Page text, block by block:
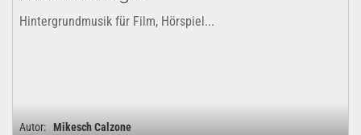
Hintergrundmusik für Film, Hörspiel...
Autor: Mikesch Calzone